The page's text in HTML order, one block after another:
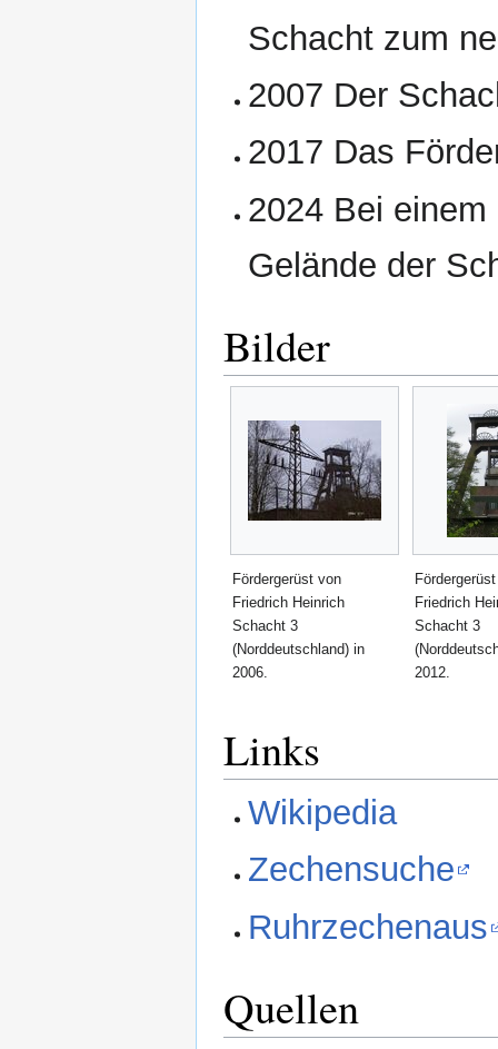
Schacht zum
2007 Der
2017 Das
2024 Bei
Gelände der
Bilder
Fördergerüst von
Friedrich Heinrich
Schacht 3
(Norddeutschland) in
2006.
Friedrich
Schacht 3
2012.
Links
Wikipedia
Zechensuche
Ruhrzechenaus
Quellen